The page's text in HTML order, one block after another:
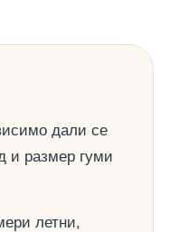
дали се
и размер гуми
летни,